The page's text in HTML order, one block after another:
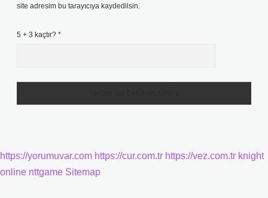
site adresim bu tarayıcıya kaydedilsin.
5 + 3 kaçtır? *
https://yorumuvar.com https://cur.com.tr https://vez.com.tr knight
online nttgame Sitemap